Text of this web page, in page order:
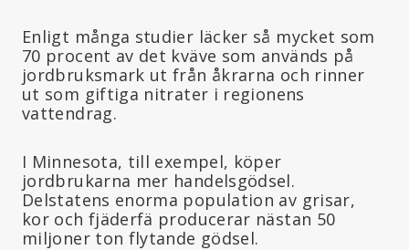
Enligt många studier läcker så mycket som
70 procent av det kväve som används på
jordbruksmark ut från åkrarna och rinner
ut som giftiga nitrater i regionens
vattendrag.
I Minnesota, till exempel, köper
jordbrukarna mer handelsgödsel.
Delstatens enorma population av grisar,
kor och fjäderfä producerar nästan 50
miljoner ton flytande gödsel.